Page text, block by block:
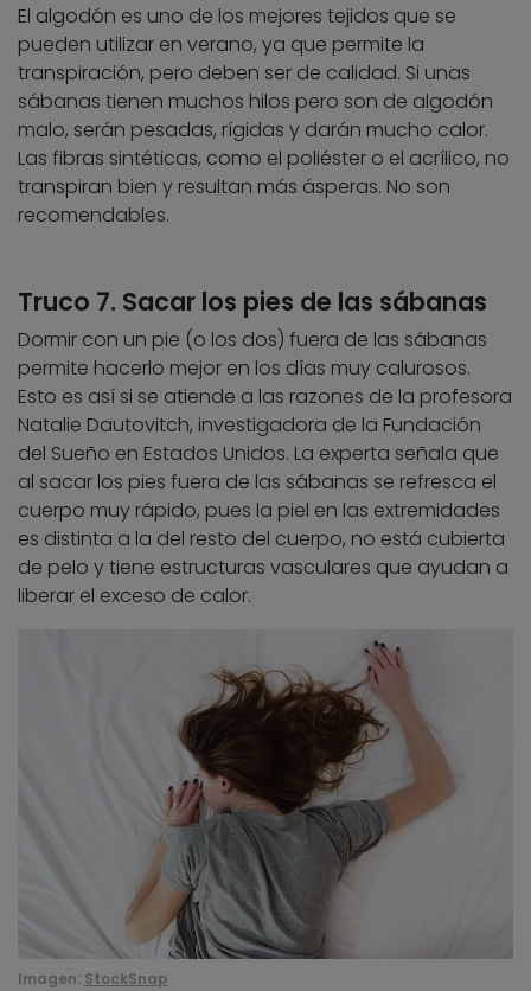
El algodón es uno de los mejores tejidos que se
pueden utilizar en verano, ya que permite la
transpiración, pero deben ser de calidad. Si unas
sábanas tienen muchos hilos pero son de algodón
malo, serán pesadas, rígidas y darán mucho calor.
Las fibras sintéticas, como el poliéster o el acrílico, no
transpiran bien y resultan más ásperas. No son
recomendables.
Truco 7. Sacar los pies de las sábanas
Dormir con un pie (o los dos) fuera de las sábanas
permite hacerlo mejor en los días muy calurosos.
Esto es así si se atiende a las razones de la profesora
Natalie Dautovitch, investigadora de la Fundación
del Sueño en Estados Unidos. La experta señala que
al sacar los pies fuera de las sábanas se refresca el
cuerpo muy rápido, pues la piel en las extremidades
es distinta a la del resto del cuerpo, no está cubierta
de pelo y tiene estructuras vasculares que ayudan a
liberar el exceso de calor.
Imagen: StockSnap